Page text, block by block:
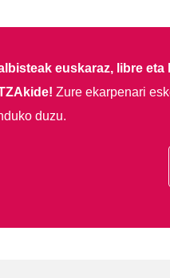
euskaraz, libre eta
Zure ekarpenari
duzu.